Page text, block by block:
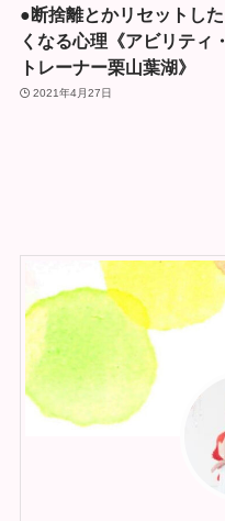
●断捨離とかリセットした
くなる心理《アビリティ・
トレーナー栗山葉湖》
2021年4月27日